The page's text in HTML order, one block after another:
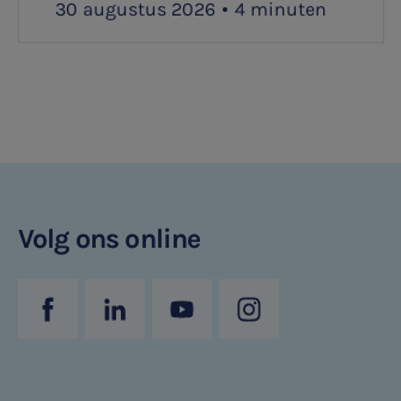
30 augustus 2026 4 minuten
Volg ons online